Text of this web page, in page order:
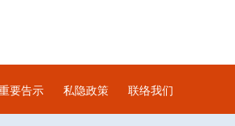
要告示 私隐政策 联络我们